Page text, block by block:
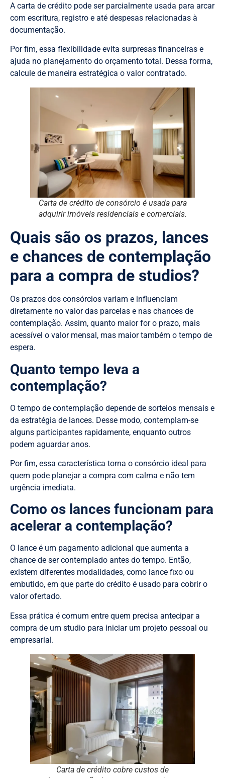
A carta de crédito pode ser parcialmente usada para arcar
com escritura, registro e até despesas relacionadas à
documentação.
Por fim, essa flexibilidade evita surpresas financeiras e
ajuda no planejamento do orçamento total. Dessa forma,
calcule de maneira estratégica o valor contratado.
Carta de crédito de consórcio é usada para
adquirir imóveis residenciais e comerciais.
Quais são os prazos, lances
e chances de contemplação
para a compra de studios?
Os prazos dos consórcios variam e influenciam
diretamente no valor das parcelas e nas chances de
contemplação. Assim, quanto maior for o prazo, mais
acessível o valor mensal, mas maior também o tempo de
espera.
Quanto tempo leva a
contemplação?
O tempo de contemplação depende de sorteios mensais e
da estratégia de lances. Desse modo, contemplam-se
alguns participantes rapidamente, enquanto outros
podem aguardar anos.
Por fim, essa característica torna o consórcio ideal para
quem pode planejar a compra com calma e não tem
urgência imediata.
Como os lances funcionam para
acelerar a contemplação?
O lance é um pagamento adicional que aumenta a
chance de ser contemplado antes do tempo. Então,
existem diferentes modalidades, como lance fixo ou
embutido, em que parte do crédito é usado para cobrir o
valor ofertado.
Essa prática é comum entre quem precisa antecipar a
compra de um studio para iniciar um projeto pessoal ou
empresarial.
Carta de crédito cobre custos de